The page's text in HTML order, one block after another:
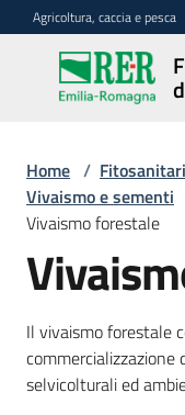
Vai al contenuto
Vai alla navigazione
Vai al footer
Agricoltura, caccia e pesca
e
Avversità
delle
Sorveglianza
Home /
Vivaismo e sementi
Vivaismo forestale
Il vivaismo forestale
commercializzazione
selvicolturali ed